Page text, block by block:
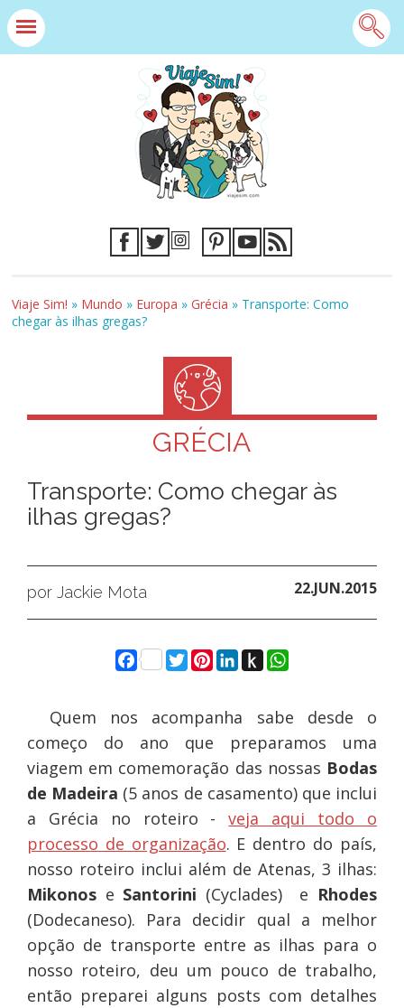
Viaje Sim! » Mundo » Europa »Grécia » Transporte: Como
chegar às ilhas gregas?
GRÉCIA
Transporte: Como chegar às
ilhas gregas?
por Jackie Mota 22.JUN.2015
Facebook
Twitter
Pinterest
LinkedIn
Push
to
WhatsApp
Quem nos acompanha sabe desde o
começo do ano que preparamos uma
viagem em comemoração das nossas Bodas
de Madeira (5 anos de casamento) que inclui
a Grécia no roteiro -veja aqui todo o
processo de organização. E dentro do país,
nosso roteiro inclui além de Atenas, 3 ilhas:
Mikonose Santorini (Cyclades) e Rhodes
(Dodecaneso). Para decidir qual a melhor
opção de transporte entre as ilhas para o
nosso roteiro, deu um pouco de trabalho,
então preparei alguns posts com detalhes